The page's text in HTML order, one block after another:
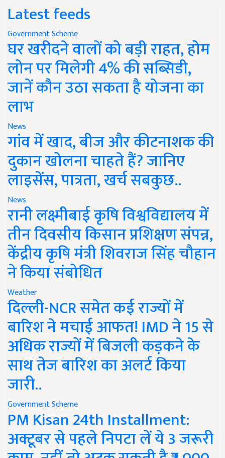
Latest feeds
Government Scheme
घर खरीदने वालों को बड़ी राहत, होम
लोन पर मिलेगी 4% की सब्सिडी,
जानें कौन उठा सकता है योजना का
लाभ
News
गांव में खाद, बीज और कीटनाशक की
दुकान खोलना चाहते हैं? जानिए
लाइसेंस, पात्रता, खर्च सबकुछ..
News
रानी लक्ष्मीबाई कृषि विश्वविद्यालय में
तीन दिवसीय किसान प्रशिक्षण संपन्न,
केंद्रीय कृषि मंत्री शिवराज सिंह चौहान
ने किया संबोधित
Weather
दिल्ली-NCR समेत कई राज्यों में
बारिश ने मचाई आफत! IMD ने 15 से
अधिक राज्यों में बिजली कड़कने के
साथ तेज बारिश का अलर्ट किया
जारी..
Government Scheme
PM Kisan 24th Installment:
अक्टूबर से पहले निपटा लें ये 3 जरूरी